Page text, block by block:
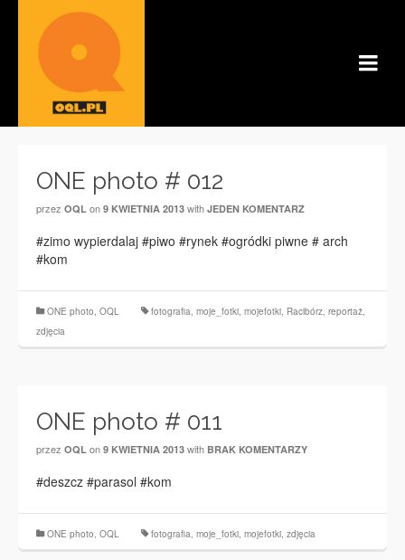
ONE photo # 012
przez OQL on 9 KWIETNIA 2013 with JEDEN KOMENTARZ
#zimo wypierdalaj #piwo #rynek #ogródki piwne # arch
#kom
ONE photo, OQL fotografia, moje_fotki, mojefotki, Racibórz, reportaż,
zdjęcia
ONE photo # 011
przez OQL on 9 KWIETNIA 2013 with BRAK KOMENTARZY
#deszcz #parasol #kom
ONE photo, OQL fotografia, moje_fotki, mojefotki, zdjęcia